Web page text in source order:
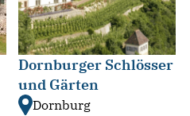
Dornburger Schlösser
und Gärten
Dornburg